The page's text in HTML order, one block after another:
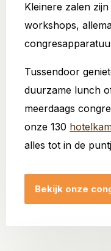
Kleinere zalen
workshops,
Tussendoor
duurzame lunch
meerdaags
onze 130
alles tot in de
Bekijk onze